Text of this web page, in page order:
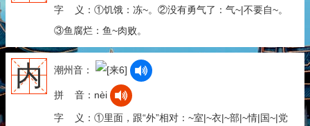
字 义：①饥饿：冻~。②没有勇气了：气~|不要自~。
③鱼腐烂：鱼~肉败。
内 潮州音：
拼 音：nèi
字 义：①里面，跟“外”相对：~室|~衣|~部|~情|国~|党